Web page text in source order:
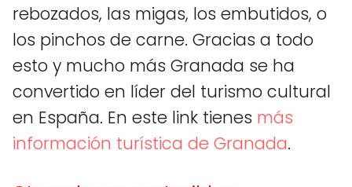
rebozados, las migas, los embutidos, o
los pinchos de carne. Gracias a todo
esto y mucho más Granada se ha
convertido en líder del turismo cultural
en España. En este link tienes más
información turística de Granada.